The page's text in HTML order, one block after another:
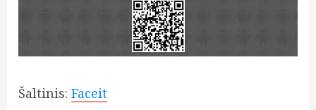
Šaltinis: Faceit